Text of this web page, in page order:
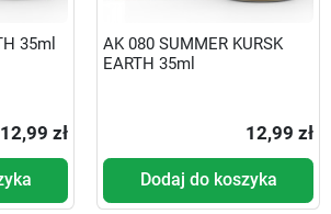
35ml
12,99 zł
AK 080 SUMMER KURSK
EARTH 35ml
12,99 zł
Dodaj do koszyka